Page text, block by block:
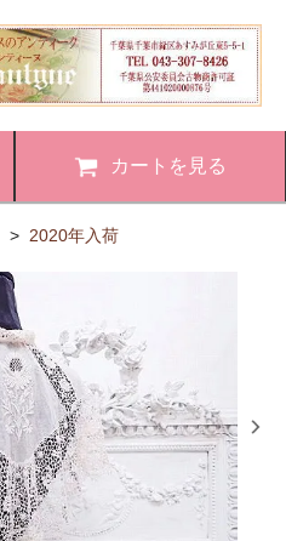
カートを見る
> 2020年入荷